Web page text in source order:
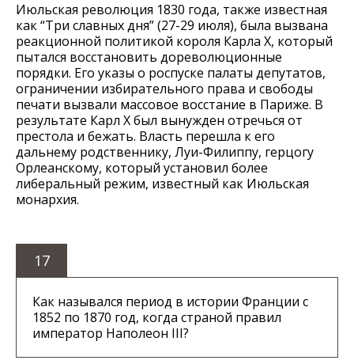
Июльская революция 1830 года, также известная
как “Три славных дня” (27-29 июля), была вызвана
реакционной политикой короля Карла X, который
пытался восстановить дореволюционные
порядки. Его указы о роспуске палаты депутатов,
ограничении избирательного права и свободы
печати вызвали массовое восстание в Париже. В
результате Карл X был вынужден отречься от
престола и бежать. Власть перешла к его
дальнему родственнику, Луи-Филиппу, герцогу
Орлеанскому, который установил более
либеральный режим, известный как Июльская
монархия.
17
Как назывался период в истории Франции с
1852 по 1870 год, когда страной правил
император Наполеон III?